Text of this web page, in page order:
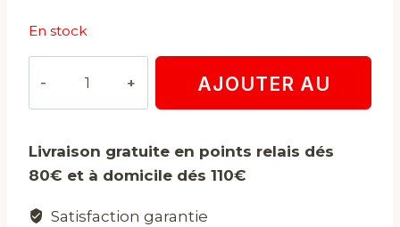
En stock
Bougie
AJOUTER AU
Livraison gratuite en points relais dés
80€ et à domicile dés 110€
Satisfaction garantie